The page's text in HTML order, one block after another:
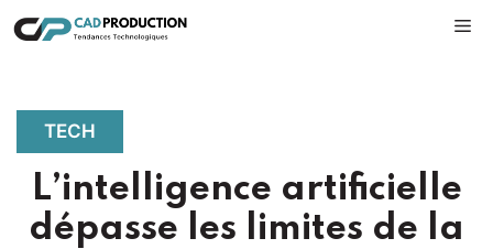
Aller
au
TECH
L’intelligence artificielle
dépasse les limites de la